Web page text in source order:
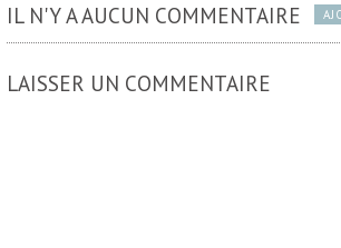
IL N'Y A AUCUN COMMENTAIRE
LAISSER UN COMMENTAIRE